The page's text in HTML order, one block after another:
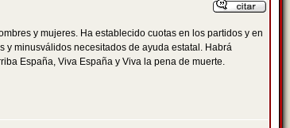
y mujeres. Ha establecido cuotas en los partidos y en
y minusválidos necesitados de ayuda estatal. Habrá
España, Viva España y Viva la pena de muerte.